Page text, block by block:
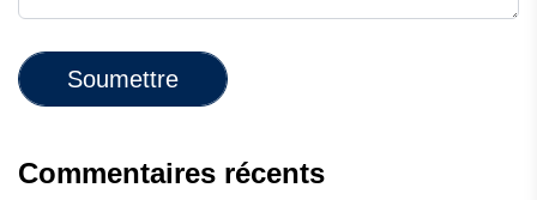
Soumettre
Commentaires récents